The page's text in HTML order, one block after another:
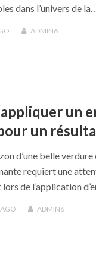
dans l’univers de
ADMIN6
un
un
d’une belle verdure
requiert une
de l’application
AGO ADMIN6